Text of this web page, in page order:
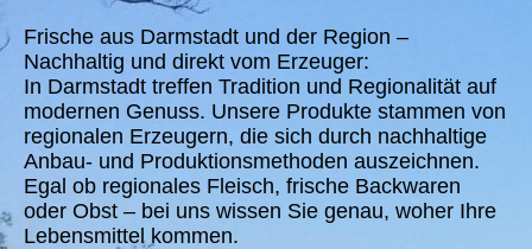
Frische aus Darmstadt und der Region –
Nachhaltig und direkt vom Erzeuger:
In Darmstadt treffen Tradition und Regionalität auf
modernen Genuss. Unsere Produkte stammen von
regionalen Erzeugern, die sich durch nachhaltige
Anbau- und Produktionsmethoden auszeichnen.
Egal ob regionales Fleisch, frische Backwaren
oder Obst – bei uns wissen Sie genau, woher Ihre
Lebensmittel kommen.